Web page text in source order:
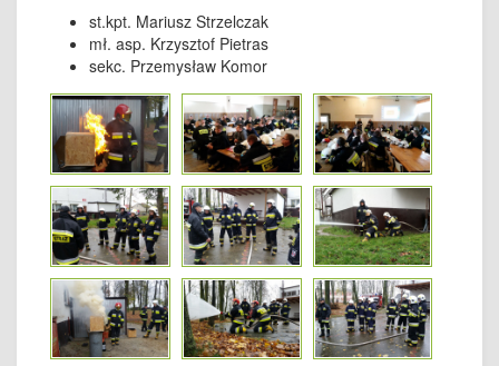
st.kpt. Mariusz Strzelczak
mł. asp. Krzysztof Pietras
sekc. Przemysław Komor